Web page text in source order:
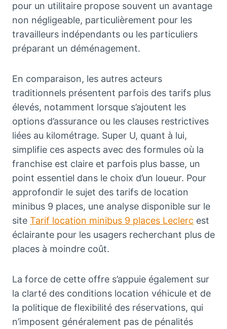
pour un utilitaire propose souvent un avantage
non négligeable, particulièrement pour les
travailleurs indépendants ou les particuliers
préparant un déménagement.
En comparaison, les autres acteurs
traditionnels présentent parfois des tarifs plus
élevés, notamment lorsque s’ajoutent les
options d’assurance ou les clauses restrictives
liées au kilométrage. Super U, quant à lui,
simplifie ces aspects avec des formules où la
franchise est claire et parfois plus basse, un
point essentiel dans le choix d’un loueur. Pour
approfondir le sujet des tarifs de location
minibus 9 places, une analyse disponible sur le
site Tarif location minibus 9 places Leclerc est
éclairante pour les usagers recherchant plus de
places à moindre coût.
La force de cette offre s’appuie également sur
la clarté des conditions location véhicule et de
la politique de flexibilité des réservations, qui
n’imposent généralement pas de pénalités